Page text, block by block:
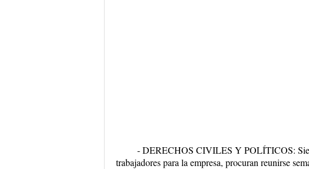
- DERECHOS CIVILES Y POLÍTICOS:
trabajadores para la empresa, procuran reunirse